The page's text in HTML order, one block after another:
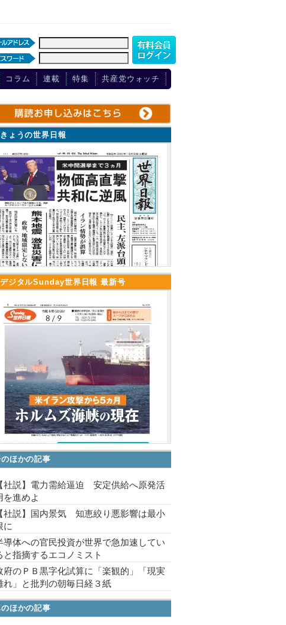
コラム 連載 特集 共産党ウォッチ
ょうの世界日報
ジタルSunday世界日報 最新号
ほかの記事
【社説】電力需給逼迫 安定供給へ原発活
を進めよ
【社説】国内景気 知恵絞り悪影響は最小
に
導体への官民投資が世界で急加速してい
と指摘するエコノミスト
府のＰＢ黒字化試算に「楽観的」「現実
れ」と批判の朝毎日経３紙
ほかの記事